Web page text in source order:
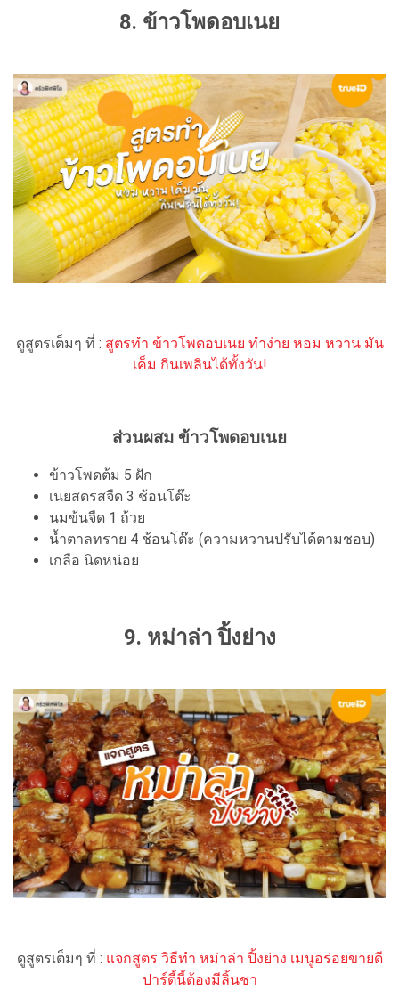
8. ข้าวโพดอบเนย
ดูสูตรเต็มๆ ที่ : สูตรทำ ข้าวโพดอบเนย ทำง่าย หอม หวาน มัน
เค็ม กินเพลินได้ทั้งวัน!
ส่วนผสม ข้าวโพดอบเนย
ข้าวโพดต้ม 5 ฝัก
เนยสดรสจืด 3 ช้อนโต๊ะ
นมข้นจืด 1 ถ้วย
น้ำตาลทราย 4 ช้อนโต๊ะ (ความหวานปรับได้ตามชอบ)
เกลือ นิดหน่อย
9. หม่าล่า ปิ้งย่าง
ดูสูตรเต็มๆ ที่ : แจกสูตร วิธีทำ หม่าล่า ปิ้งย่าง เมนูอร่อยขายดี
ปาร์ตี้นี้ต้องมีลิ้นชา